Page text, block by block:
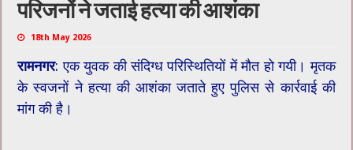
परिजनों ने जताई हत्या की आशंका
18th May 2026
रामनगर: एक युवक की संदिग्ध परिस्थितियों में मौत हो गयी। मृतक
के स्वजनों ने हत्या की आशंका जताते हुए पुलिस से कार्रवाई की
मांग की है।